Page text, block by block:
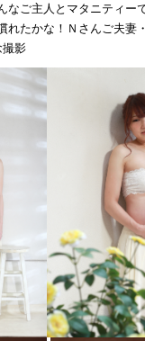
なご主人とマタニティ
れたかな！Ｎさんご夫妻
撮影